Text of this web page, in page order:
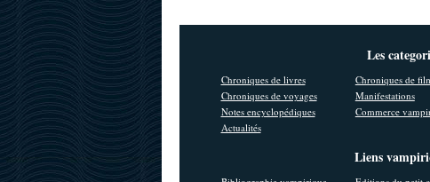
Les
Chroniques de livres Chroniques de
Chroniques de voyages
Manifestations
Notes encyclopédiques
Commerce
Actualités
Liens